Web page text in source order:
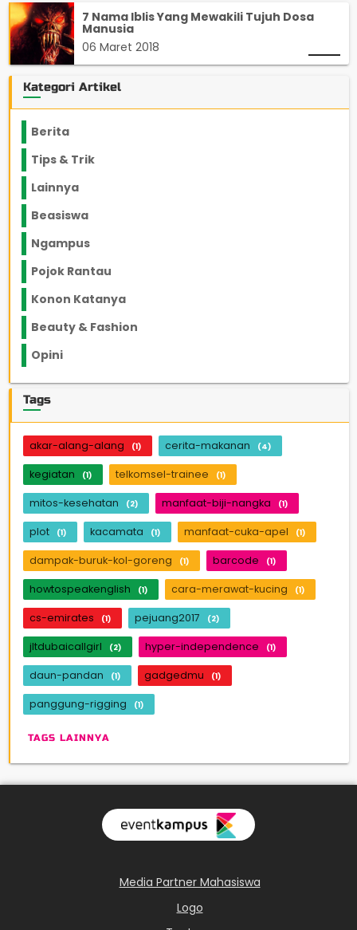
7 Nama Iblis Yang Mewakili Tujuh Dosa
Manusia
06 Maret 2018
Kategori Artikel
Berita
Tips & Trik
Lainnya
Beasiswa
Ngampus
Pojok Rantau
Konon Katanya
Beauty & Fashion
Opini
Tags
akar-alang-alang (1) cerita-makanan (4)
kegiatan (1) telkomsel-trainee (1)
mitos-kesehatan (2) manfaat-biji-nangka (1)
plot (1) kacamata (1) manfaat-cuka-apel (1)
dampak-buruk-kol-goreng (1) barcode (1)
howtospeakenglish (1) cara-merawat-kucing (1)
cs-emirates (1) pejuang2017 (2)
jltdubaicallgirl (2) hyper-independence (1)
daun-pandan (1) gadgedmu (1)
panggung-rigging (1)
TAGS LAINNYA
Media Partner Mahasiswa
Logo